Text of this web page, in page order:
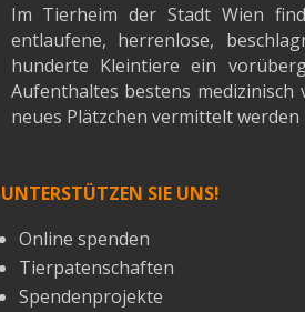
Im Tierheim der Stadt Wien
entlaufene, herrenlose,
hunderte Kleintiere ein
Aufenthaltes bestens
neues Plätzchen vermittelt werden
UNTERSTÜTZEN SIE UNS!
Online spenden
Tierpatenschaften
Spendenprojekte